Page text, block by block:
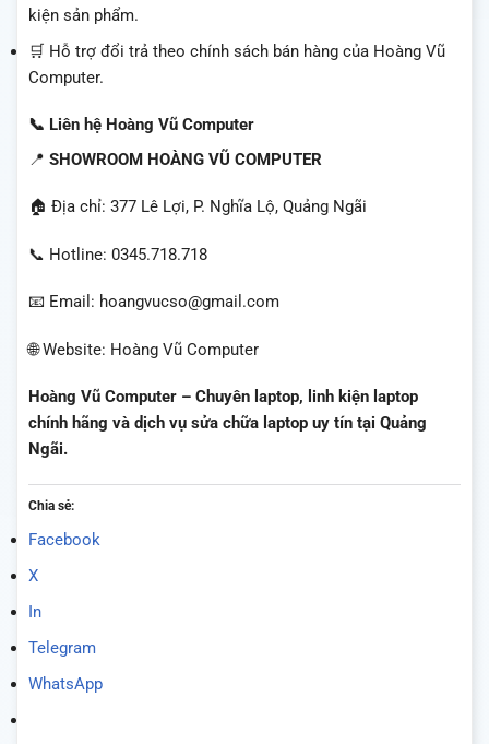
kiện sản phẩm.
🛒 Hỗ trợ đổi trả theo chính sách bán hàng của Hoàng Vũ
Computer.
📞 Liên hệ Hoàng Vũ Computer
📍 SHOWROOM HOÀNG VŨ COMPUTER
🏠 Địa chỉ: 377 Lê Lợi, P. Nghĩa Lộ, Quảng Ngãi
📞 Hotline: 0345.718.718
📧 Email: hoangvucso@gmail.com
🌐 Website: Hoàng Vũ Computer
Hoàng Vũ Computer – Chuyên laptop, linh kiện laptop
chính hãng và dịch vụ sửa chữa laptop uy tín tại Quảng
Ngãi.
Chia sẻ:
Facebook
X
In
Telegram
WhatsApp